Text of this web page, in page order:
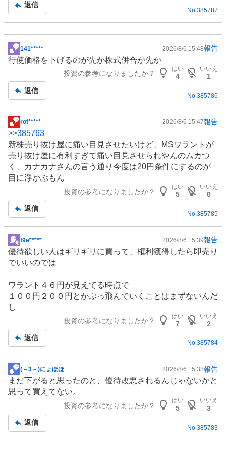
返信
No. 385787
掲
示
事
141***** 2026/8/6 15:48報告
行使価格を下げるのが先か株式併合が先か
投資の参考になりましたか？
はい
4
いいえ
1
返信
No.385786
掲
示
板
記
事
rof***** 2026/8/6 15:47報告
>>385763
新株売り抜け屋に痛い目見させたいけど、MSワラントが
売り抜け屋に有利すぎて痛い目見させられやんのムカつ
く、カナカナさんの言う通り今度は20円条件にするのが
目に浮かぶもん
投資の参考になりましたか？
はい
5
いいえ
0
返信
No. 385785
掲
示
板
事
f9e***** 2026/8/6 15:39報告
優待欲しい人はギリギリに買って、権利獲得したら即売り
でいいのでは
ワラント４６円が見えてる時点で
１００円２００円とかぶっ飛んでいくことはまずないんだ
し
投資の参考になりましたか？
はい
7
いいえ
2
返信
No.385784
掲
示
板
(－3－)にょほほ 2026/8/6 15:38報告
まだ下がると思ったのと、優待改悪されるんじゃないかと
思って買えてない。
投資の参考になりましたか？
はい
5
いいえ
3
返信
No. 385783